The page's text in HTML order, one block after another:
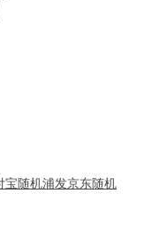
宝随机浦发京东随机